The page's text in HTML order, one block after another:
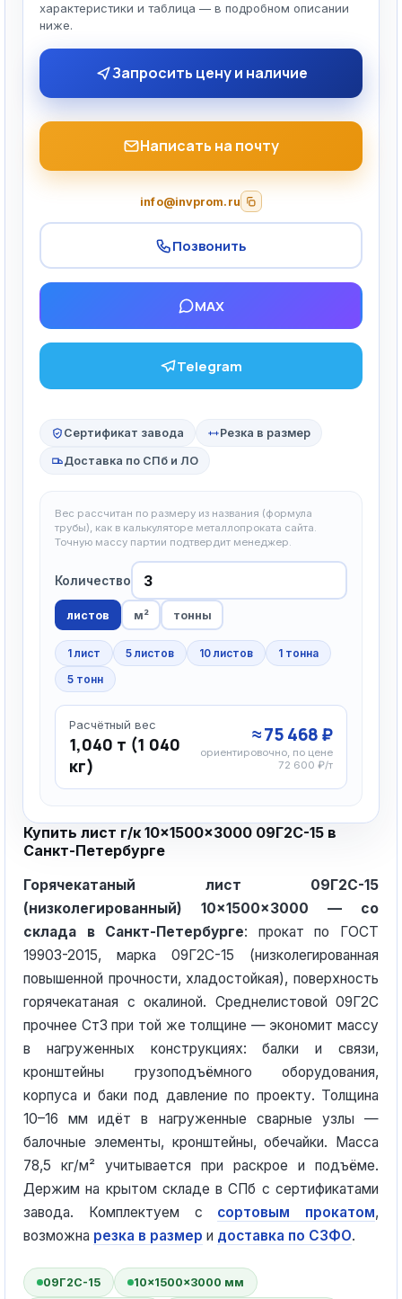
характеристики и таблица — в подробном описании
ниже.
Запросить цену и наличие
Написать на почту
info@invprom.ru
Позвонить
MAX
Telegram
Сертификат завода Резка в размер
Доставка по СПб и ЛО
Вес рассчитан по размеру из названия (формула
трубы), как в калькуляторе металлопроката сайта.
Точную массу партии подтвердит менеджер.
Количество
листов м² тонны
1 лист 5 листов 10 листов
1 тонна
5 тонн
Расчётный вес
1,040 т (1 040
кг)
≈ 75 468 ₽
ориентировочно, по цене
72 600 ₽/т
Купить лист г/к 10×1500×3000 09Г2С-15 в
Санкт-Петербурге
Горячекатаный лист 09Г2С-15
(низколегированный) 10×1500×3000 — со
склада в Санкт-Петербурге: прокат по ГОСТ
19903-2015, марка 09Г2С-15 (низколегированная
повышенной прочности, хладостойкая), поверхность
горячекатаная с окалиной. Среднелистовой 09Г2С
прочнее Ст3 при той же толщине — экономит массу
в нагруженных конструкциях: балки и связи,
кронштейны грузоподъёмного оборудования,
корпуса и баки под давление по проекту. Толщина
10–16 мм идёт в нагруженные сварные узлы —
балочные элементы, кронштейны, обечайки. Масса
78,5 кг/м² учитывается при раскрое и подъёме.
Держим на крытом складе в СПб с сертификатами
завода. Комплектуем с сортовым прокатом,
возможна резка в размер и доставка по СЗФО.
09Г2С-15 10×1500×3000 мм